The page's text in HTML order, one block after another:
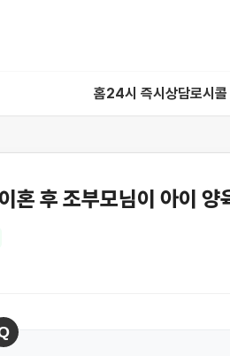
홈24시 즉시상담로시
혼 후 조부모님이 아이 양